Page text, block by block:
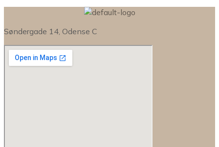
Søndergade 14, Odense C